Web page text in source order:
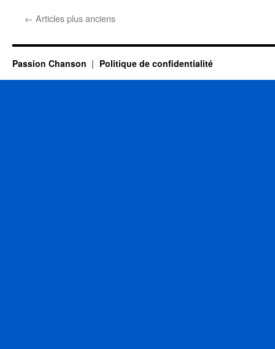
← Articles plus anciens
Passion Chanson Politique de confidentialité